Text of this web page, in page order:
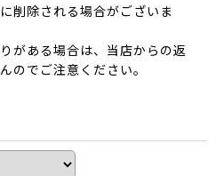
削除される場合がございま
がある場合は、当店からの返
のでご注意ください。